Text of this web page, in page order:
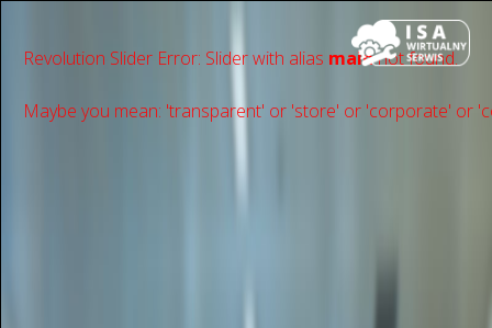
Revolution Slider Error: Slider with alias mainnot found.
Maybe you mean: 'transparent' or 'store' or 'сorporate' or